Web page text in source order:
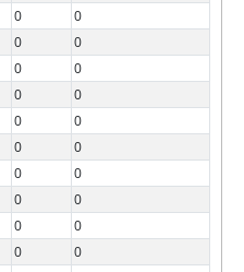
0
0
0
0
0
0
0
0
0
0
0
0
0
0
0
0
0
0
0
0